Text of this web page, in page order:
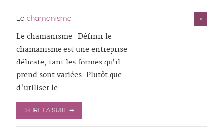
Le chamanisme
Le chamanisme Définir le
chamanisme est une entreprise
délicate, tant les formes qu'il
prend sont variées. Plutôt que
d'utiliser le…
✨LIRE LA SUITE ➡